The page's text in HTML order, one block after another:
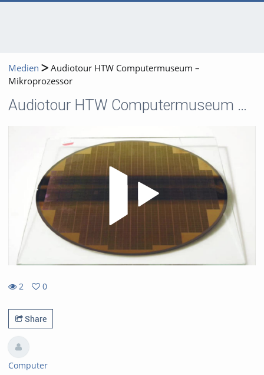
Medien
Audiotour HTW Computermuseum –
Mikroprozessor
Audiotour HTW Computermuseum – Mikroprozessor
2
views
0
favorites
Share
Computer